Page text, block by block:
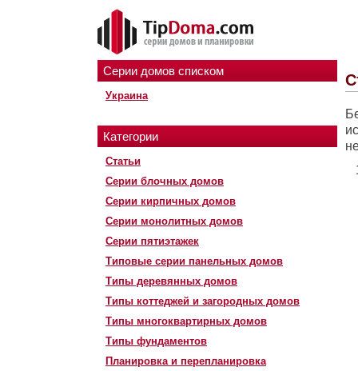
Серии домов списком
Украина
Категории
Статьи
Серии блочных домов
Серии кирпичных домов
Серии монолитных домов
Серии пятиэтажек
Типовые серии панельных домов
Типы деревянных домов
Типы коттеджей и загородных домов
Типы многоквартирных домов
Типы фундаментов
Планировка и перепланировка